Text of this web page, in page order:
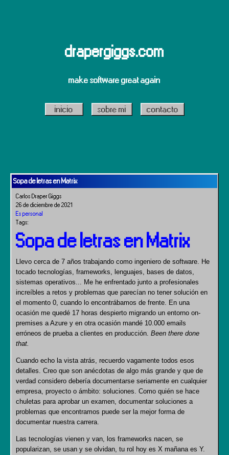
drapergiggs.com
make software great again
inicio sobre mi contacto
Sopa de letras en Matrix
Carlos Draper Giggs
26 de diciembre de 2021
Es personal
Tags:
Sopa de letras en Matrix
Llevo cerca de 7 años trabajando como ingeniero de software. He
tocado tecnologías, frameworks, lenguajes, bases de datos,
sistemas operativos... Me he enfrentado junto a profesionales
increíbles a retos y problemas que parecían no tener solución en
el momento 0, cuando lo encontrábamos de frente. En una
ocasión me quedé 17 horas despierto migrando un entorno on-
premises a Azure y en otra ocasión mandé 10.000 emails
erróneos de prueba a clientes en producción. Been there done
that.
Cuando echo la vista atrás, recuerdo vagamente todos esos
detalles. Creo que son anécdotas de algo más grande y que de
verdad considero debería documentarse seriamente en cualquier
empresa, proyecto o ámbito: soluciones. Como quién se hace
chuletas para aprobar un examen, documentar soluciones a
problemas que encontramos puede ser la mejor forma de
documentar nuestra carrera.
Las tecnologías vienen y van, los frameworks nacen, se
popularizan, se usan y se olvidan, tu rol hoy es X mañana es Y.